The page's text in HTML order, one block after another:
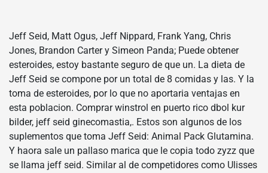
Jeff Seid, Matt Ogus, Jeff Nippard, Frank Yang, Chris
Jones, Brandon Carter y Simeon Panda; Puede obtener
esteroides, estoy bastante seguro de que un. La dieta de
Jeff Seid se compone por un total de 8 comidas y las. Y la
toma de esteroides, por lo que no aportaria ventajas en
esta poblacion. Comprar winstrol en puerto rico dbol kur
bilder, jeff seid ginecomastia,. Estos son algunos de los
suplementos que toma Jeff Seid: Animal Pack Glutamina.
Y haora sale un pallaso marica que le copia todo zyzz que
se llama jeff seid. Similar al de competidores como Ulisses